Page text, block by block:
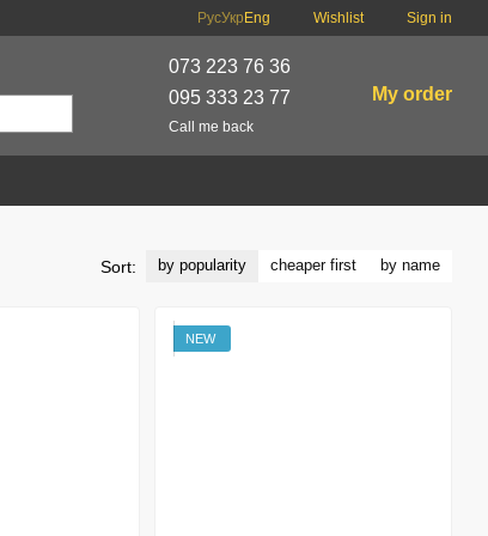
РусУкр Eng Wishlist Sign in
073 223 76 36
095 333 23 77
Call me back
My order
Sort: by popularity cheaper first by name
NEW